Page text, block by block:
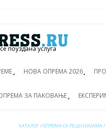
поуздана услуга
НОВА ОПРЕМА 2026
ЗА ПАКОВАЊЕ
КАТАЛОГ/ОПРЕМА СА РЕЦЕНЗИЈАМА/